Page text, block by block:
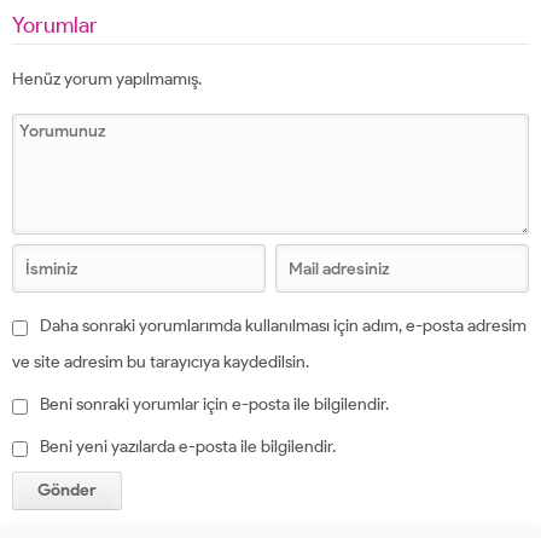
Yorumlar
Henüz yorum yapılmamış.
Daha sonraki yorumlarımda kullanılması için adım, e-posta adresim
ve site adresim bu tarayıcıya kaydedilsin.
Beni sonraki yorumlar için e-posta ile bilgilendir.
Beni yeni yazılarda e-posta ile bilgilendir.